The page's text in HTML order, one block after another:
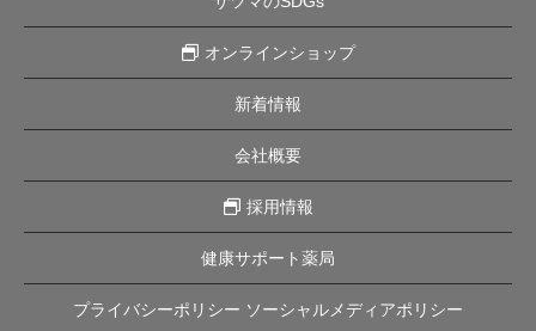
オンラインショップ
新着情報
会社概要
採用情報
健康サポート薬局
プライバシーポリシー ソーシャルメディアポリシー